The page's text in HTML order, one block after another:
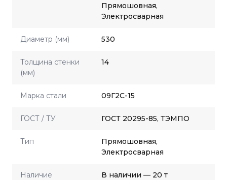
Прямошовная,
Электросварная
Диаметр (мм) 530
Толщина стенки
(мм)
14
Марка стали 09Г2С-15
ГОСТ / ТУ ГОСТ 20295-85, ТЭМПО
Тип
Прямошовная,
Электросварная
Наличие В наличии — 20 т